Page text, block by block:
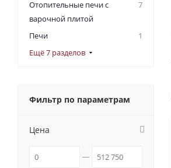
Отопительные печи с
варочной плитой
7
Печи
1
Ещё 7 разделов
Фильтр по параметрам
Цена